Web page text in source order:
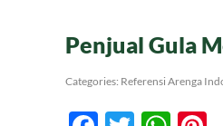
Penjual Gula
Categories: Referensi Arenga